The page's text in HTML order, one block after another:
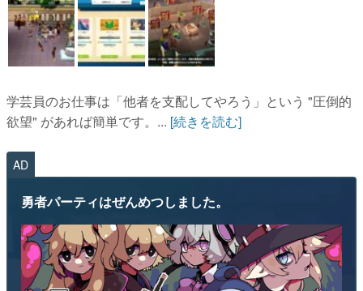
学芸員のお仕事は「他者を支配してやろう」という "圧倒的
欲望" があれば簡単です。... [続きを読む]
AD
勇者パーティはぜんめつしました。